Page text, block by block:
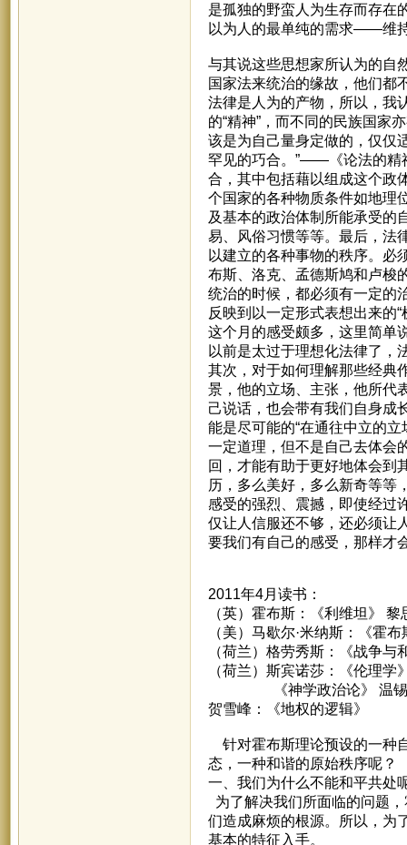
是孤独的野蛮人为生存而存在
以为人的最单纯的需求——维
与其说这些思想家所认为的自
国家法来统治的缘故，他们都
法律是人为的产物，所以，我
的“精神”，而不同的民族国家
该是为自己量身定做的，仅仅
罕见的巧合。”——《论法的精
合，其中包括藉以组成这个政
个国家的各种物质条件如地理
及基本的政治体制所能承受的
易、风俗习惯等等。最后，法
以建立的各种事物的秩序。必
布斯、洛克、孟德斯鸠和卢梭
统治的时候，都必须有一定的
反映到以一定形式表想出来的
这个月的感受颇多，这里简单
以前是太过于理想化法律了，
其次，对于如何理解那些经典
景，他的立场、主张，他所代
己说话，也会带有我们自身成
能是尽可能的“在通往中立的
一定道理，但不是自己去体会
回，才能有助于更好地体会到
历，多么美好，多么新奇等等
感受的强烈、震撼，即使经过
仅让人信服还不够，还必须让
要我们有自己的感受，那样才
2011年4月读书：
（英）霍布斯：《利维坦》
（美）马歇尔·米纳斯：《霍
（荷兰）格劳秀斯：《战争与
（荷兰）斯宾诺莎：《伦理学
《神学政治论》 温锡
贺雪峰：《地权的逻辑》
针对霍布斯理论预设的一种
态，一种和谐的原始秩序呢？
一、我们为什么不能和平共处
为了解决我们所面临的问题
们造成麻烦的根源。所以，为
基本的特征入手。